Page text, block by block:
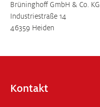
Brüninghoff GmbH & Co. KG
Industriestraße 14
46359 Heiden
Kontakt